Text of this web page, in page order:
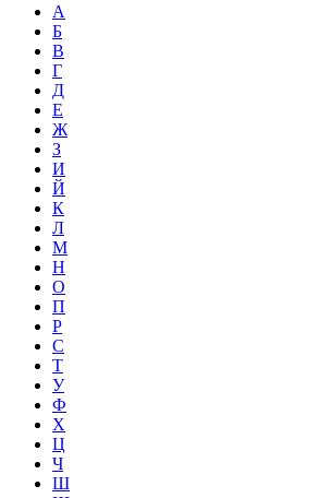
А
Б
В
Г
Д
Е
Ж
З
И
Й
К
Л
М
Н
О
П
Р
С
Т
У
Ф
Х
Ц
Ч
Ш